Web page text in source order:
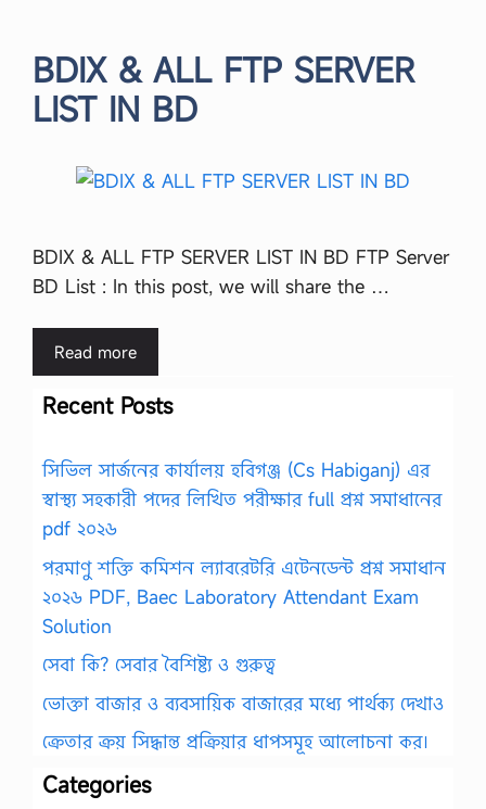
BDIX & ALL FTP SERVER
LIST IN BD
BDIX & ALL FTP SERVER LIST IN BD FTP Server
BD List : In this post, we will share the …
Read more
Recent Posts
সিভিল সার্জনের কার্যালয় হবিগঞ্জ (Cs Habiganj) এর
স্বাস্থ্য সহকারী পদের লিখিত পরীক্ষার full প্রশ্ন সমাধানের
pdf ২০২৬
পরমাণু শক্তি কমিশন ল্যাবরেটরি এটেনডেন্ট প্রশ্ন সমাধান
২০২৬ PDF, Baec Laboratory Attendant Exam
Solution
সেবা কি? সেবার বৈশিষ্ট্য ও গুরুত্ব
ভোক্তা বাজার ও ব্যবসায়িক বাজারের মধ্যে পার্থক্য দেখাও
ক্রেতার ক্রয় সিদ্ধান্ত প্রক্রিয়ার ধাপসমূহ আলোচনা কর।
Categories